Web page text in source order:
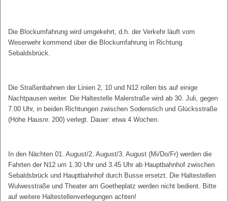
Die Blockumfahrung wird umgekehrt, d.h. der Verkehr läuft vom
Weserwehr kommend über die Blockumfahrung in Richtung
Sebaldsbrück.
Die Straßenbahnen der Linien 2, 10 und N12 rollen bis auf einige
Nachtpausen weiter. Die Haltestelle Malerstraße wird ab 30. Juli, gegen
7.00 Uhr, in beiden Richtungen zwischen Sodenstich und Glücksstraße
(Höhe Hausnr. 200) verlegt. Dauer: etwa 4 Wochen.
In den Nächten 01. August/2. August/3. August (Mi/Do/Fr) werden die
Fahrten der N12 um 1.30 Uhr und 3.45 Uhr ab Hauptbahnhof zwischen
Sebaldsbrück und Hauptbahnhof durch Busse ersetzt. Die Haltestellen
Wulwesstraße und Theater am Goetheplatz werden nicht bedient. Bitte
auf weitere Haltestellenverlegungen achten!